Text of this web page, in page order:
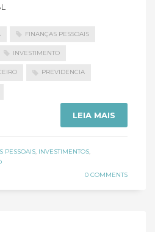
FINANÇAS PESSOAIS
INVESTIMENTO
PREVIDENCIA
LEIA MAIS
PESSOAIS, INVESTIMENTOS,
0 COMMENTS